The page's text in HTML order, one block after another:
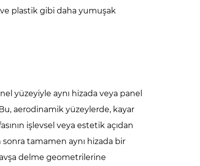
plastik gibi daha yumuşak
yüzeyiyle aynı hizada veya panel
aerodinamik yüzeylerde, kayar
işlevsel veya estetik açıdan
tamamen aynı hizada bir
delme geometrilerine